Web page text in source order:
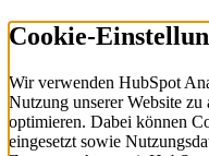
Cookie-
Wir verwenden HubSpot
Nutzung unserer Website
optimieren. Dabei können
eingesetzt sowie